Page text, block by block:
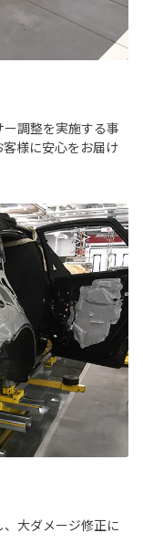
調整を実施する事
様に安心をお届け
大ダメージ修正に